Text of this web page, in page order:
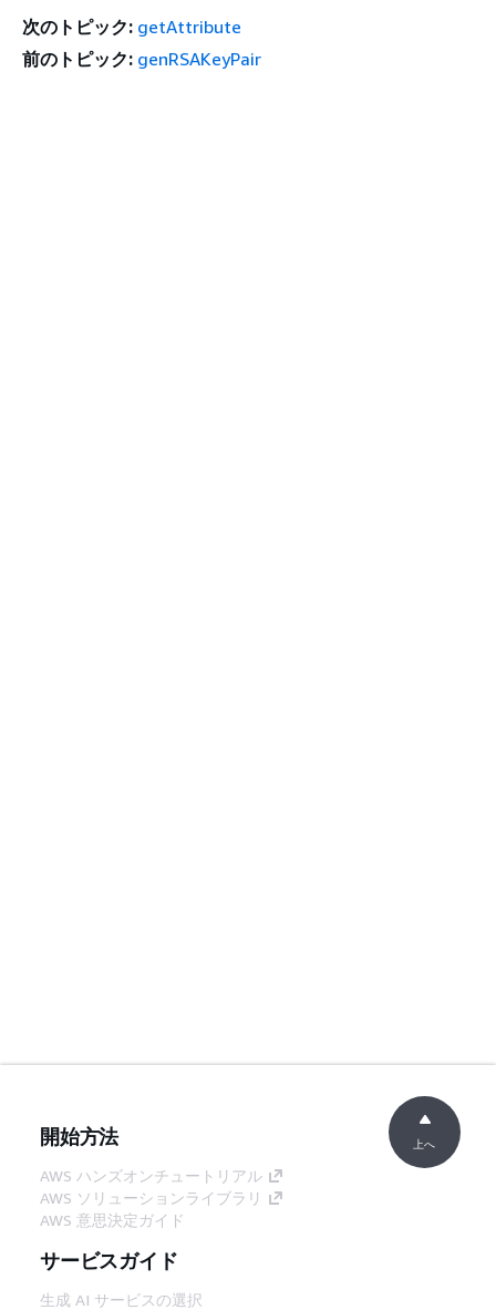
次のトピック: getAttribute
前のトピック: genRSAKeyPair
開始方法
AWS ハンズオンチュートリアル
AWS ソリューションライブラリ
AWS 意思決定ガイド
サービスガイド
生成 AI サービスの選択
上へ